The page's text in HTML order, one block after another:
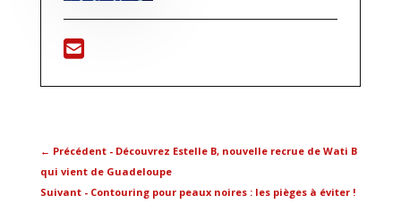
← Précédent - Découvrez Estelle B, nouvelle recrue de Wati B
qui vient de Guadeloupe
Suivant - Contouring pour peaux noires : les pièges à éviter !